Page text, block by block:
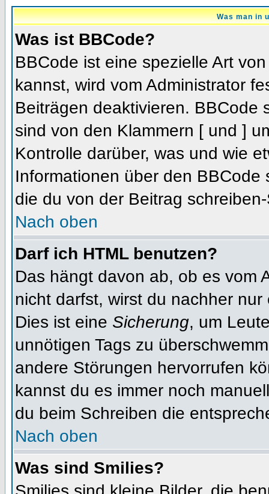
Was man in
Was ist BBCode?
BBCode ist eine spezielle Art
kannst, wird vom Administrator
Beiträgen deaktivieren. BBCode
sind von den Klammern [ und ]
Kontrolle darüber, was und wie
Informationen über den
die du von der Beitrag
Nach oben
Darf ich HTML benutzen?
Das hängt davon ab, ob es vom
nicht darfst, wirst du nachher
Dies ist eine Sicherung, um
unnötigen Tags zu
andere Störungen hervorrufen
kannst du es immer noch
du beim Schreiben die
Nach oben
Was sind Smilies?